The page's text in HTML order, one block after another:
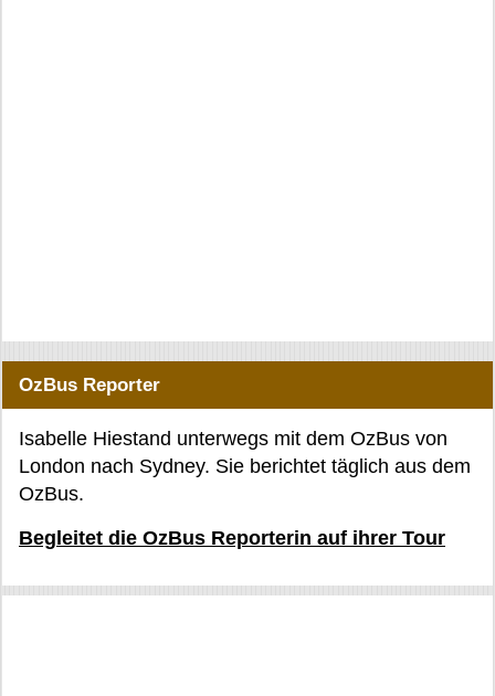
OzBus Reporter
Isabelle Hiestand unterwegs mit dem OzBus von
London nach Sydney. Sie berichtet täglich aus dem
OzBus.
Begleitet die OzBus Reporterin auf ihrer Tour